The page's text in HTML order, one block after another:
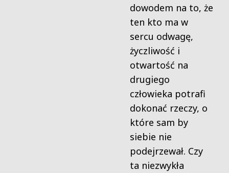
dowodem na to, że
ten kto ma w
sercu odwagę,
życzliwość i
otwartość na
drugiego
człowieka potrafi
dokonać rzeczy, o
które sam by
siebie nie
podejrzewał. Czy
ta niezwykła